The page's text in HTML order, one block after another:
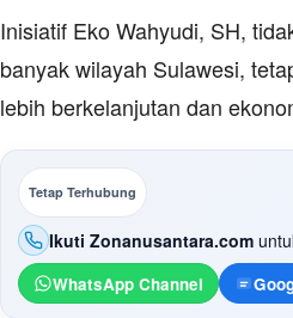
Inisiatif Eko Wahyudi, SH,
banyak wilayah Sulawesi,
lebih berkelanjutan dan
Tetap Terhubung
Ikuti Zonanusantara.com
WhatsApp Channel